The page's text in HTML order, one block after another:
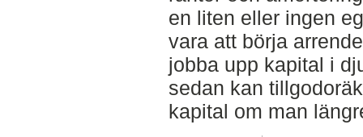
en liten eller ingen
vara att börja
jobba upp kapital i
sedan kan
kapital om man